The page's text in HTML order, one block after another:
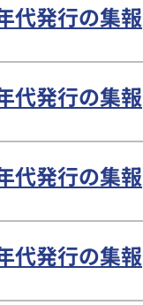
代発行の集報
代発行の集報
代発行の集報
代発行の集報